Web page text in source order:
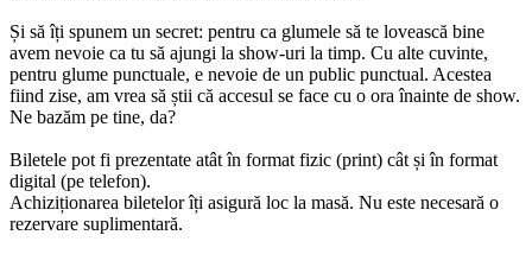
Și să îți spunem un secret: pentru ca glumele să te lovească bine
avem nevoie ca tu să ajungi la show-uri la timp. Cu alte cuvinte,
pentru glume punctuale, e nevoie de un public punctual. Acestea
fiind zise, am vrea să știi că accesul se face cu o ora înainte de show.
Ne bazăm pe tine, da?
Biletele pot fi prezentate atât în format fizic (print) cât și în format
digital (pe telefon).
Achiziționarea biletelor îți asigură loc la masă. Nu este necesară o
rezervare suplimentară.